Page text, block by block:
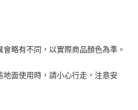
略有不同，以實際商品顏色為準。
面使用時，請小心行走，注意安